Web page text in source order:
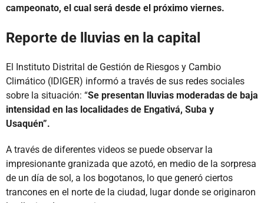
campeonato, el cual será desde el próximo viernes.
Reporte de lluvias en la capital
El Instituto Distrital de Gestión de Riesgos y Cambio
Climático (IDIGER) informó a través de sus redes sociales
sobre la situación: “Se presentan lluvias moderadas de baja
intensidad en las localidades de Engativá, Suba y
Usaquén”.
A través de diferentes videos se puede observar la
impresionante granizada que azotó, en medio de la sorpresa
de un día de sol, a los bogotanos, lo que generó ciertos
trancones en el norte de la ciudad, lugar donde se originaron